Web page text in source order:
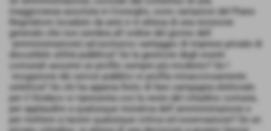
maggioranza assoluta in Consiglio, sono variazioni del Piano
Regolatore (scaduto da anni e in attesa di una revisione
generale che non sembra all´ordine del giorno dell
´amministrazione) ad esclusivo vantaggio di imprese private di
discutibile utilità pubblica? Se la gestione degli eventi
comunali assume un profilo sempre più modesto? Se l
´erogazione dei servizi pubblici si profila minacciosamente
selettiva? Se chi ha appena finito di fare campagna elettorale
per il Sindaco si ripresenta con la veste del cittadino comune,
per applaudire a qualunque iniziativa dell´amministrazione e
per mettere a tacere qualunque critica ed osservazione? Se un